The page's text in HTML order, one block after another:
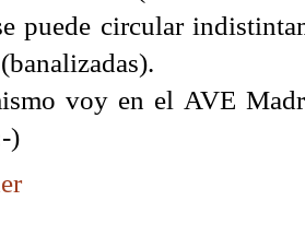
puede circular
voy en el AVE
)